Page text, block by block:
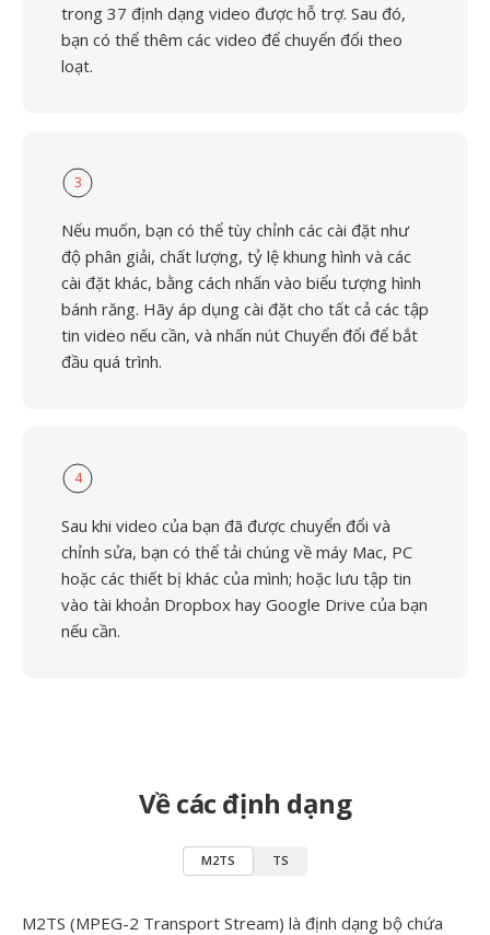
trong 37 định dạng video được hỗ trợ. Sau đó,
bạn có thể thêm các video để chuyển đổi theo
loạt.
3
Nếu muốn, bạn có thể tùy chỉnh các cài đặt như
độ phân giải, chất lượng, tỷ lệ khung hình và các
cài đặt khác, bằng cách nhấn vào biểu tượng hình
bánh răng. Hãy áp dụng cài đặt cho tất cả các tập
tin video nếu cần, và nhấn nút Chuyển đổi để bắt
đầu quá trình.
4
Sau khi video của bạn đã được chuyển đổi và
chỉnh sửa, bạn có thể tải chúng về máy Mac, PC
hoặc các thiết bị khác của mình; hoặc lưu tập tin
vào tài khoản Dropbox hay Google Drive của bạn
nếu cần.
Về các định dạng
M2TS TS
M2TS (MPEG-2 Transport Stream) là định dạng bộ chứa